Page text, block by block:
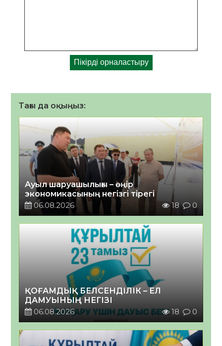
Тағы да оқыңыз:
Ауыл шаруашылығы – өңір
экономикасының негізгі тірегі
06.08.2026
18 0
ҚОҒАМДЫҚ БЕЛСЕНДІЛІК – ЕЛ
ДАМУЫНЫҢ НЕГІЗІ
06.08.2026
18 0